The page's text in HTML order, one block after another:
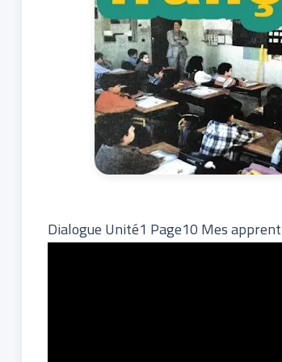
Dialogue Unité1 Page10 Mes